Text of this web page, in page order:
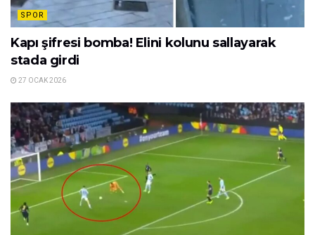
SPOR
Kapı şifresi bomba! Elini kolunu sallayarak
stada girdi
27 OCAK 2026